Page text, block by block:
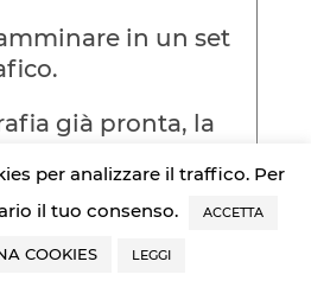
in un set
già pronta, la
la cover di una
per analizzare il traffico. Per
il tuo consenso.
ACCETTA
COOKIES LEGGI